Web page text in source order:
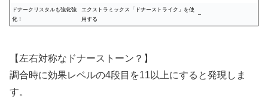
ドナークリスタルも強化強
化！
エクストラミックス「ドナーストライク」を使
用する
–
【左右対称なドナーストーン？】
調合時に効果レベルの4段目を11以上にすると発現しま
す。